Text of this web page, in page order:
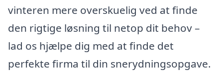
vinteren mere overskuelig ved at finde
den rigtige løsning til netop dit behov –
lad os hjælpe dig med at finde det
perfekte firma til din snerydningsopgave.